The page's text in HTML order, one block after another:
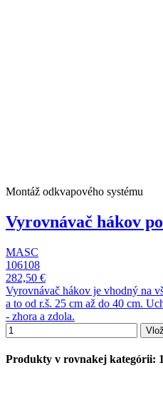
Montáž odkvapového systému
Vyrovnávač hákov
MASC
106108
282,50 €
Vyrovnávač hákov je vhodný na
a to od r.š. 25 cm až do 40 cm.
- zhora a zdola.
Produkty v rovnakej kategórii: